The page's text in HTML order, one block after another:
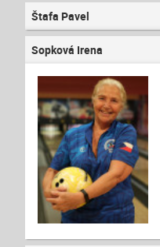
Štafa Pavel
Sopková Irena